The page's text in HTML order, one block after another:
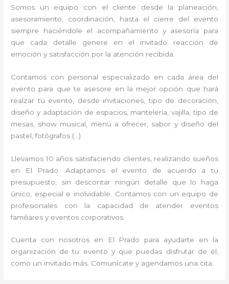
Somos un equipo con el cliente desde la planeación,
asesoramiento, coordinación, hasta el cierre del evento
siempre haciéndole el acompañamiento y asesoría para
que cada detalle genere en el invitado reacción de
emoción y satisfacción por la atención recibida.
Contamos con personal especializado en cada área del
evento para que te asesore en la mejor opción que hará
realzar tu evento, desde invitaciones, tipo de decoración,
diseño y adaptación de espacios, mantelería, vajilla, tipo de
mesas, show musical, menú a ofrecer, sabor y diseño del
pastel, fotógrafos (…)
Llevamos 10 años satisfaciendo clientes, realizando sueños
en El Prado. Adaptamos el evento de acuerdo a tu
presupuesto, sin descontar ningún detalle que lo haga
único, especial e inolvidable. Contamos con un equipo de
profesionales con la capacidad de atender eventos
familiares y eventos corporativos.
Cuenta con nosotros en El Prado para ayudarte en la
organización de tu evento y que puedas disfrutar de él,
como un invitado más. Comunícate y agendamos una cita.